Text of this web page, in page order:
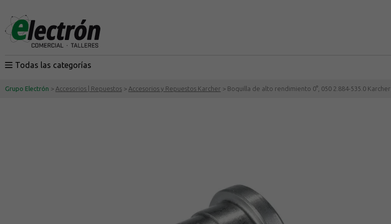
Todas las categorías
Grupo Electrón > Accesorios | Repuestos > Accesorios y Repuestos Karcher > Boquilla de alto rendimiento 0°, 050 2.884-535.0 Karcher